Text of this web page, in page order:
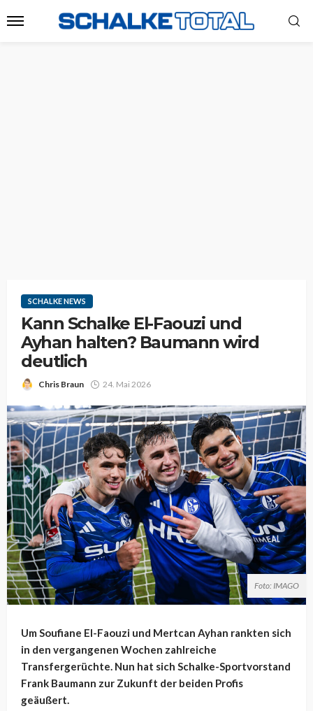
SCHALKE NEWS
Kann Schalke El-Faouzi und
Ayhan halten? Baumann wird
deutlich
Chris Braun 24. Mai 2026
Foto: IMAGO
Um Soufiane El-Faouzi und Mertcan Ayhan rankten sich
in den vergangenen Wochen zahlreiche
Transfergerüchte. Nun hat sich Schalke-Sportvorstand
Frank Baumann zur Zukunft der beiden Profis
geäußert.